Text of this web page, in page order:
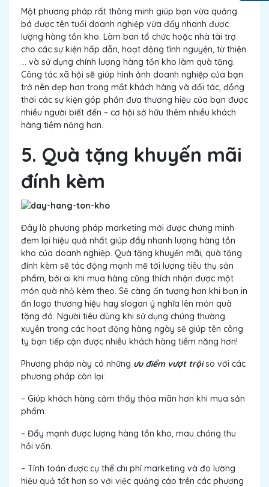
Một phương pháp rất thông minh giúp bạn vừa quảng
bá được tên tuổi doanh nghiệp vừa đẩy nhanh được
lượng hàng tồn kho. Làm ban tổ chức hoặc nhà tài trợ
cho các sự kiện hấp dẫn, hoạt động tình nguyện, từ thiện
… và sử dụng chính lượng hàng tồn kho làm quà tặng.
Công tác xã hội sẽ giúp hình ảnh doanh nghiệp của bạn
trở nên đẹp hơn trong mắt khách hàng và đối tác, đồng
thời các sự kiện góp phần đưa thương hiệu của bạn được
nhiều người biết đến – cơ hội sở hữu thêm nhiều khách
hàng tiềm năng hơn.
5. Quà tặng khuyến mãi
đính kèm
Đây là phương pháp marketing mới được chứng minh
đem lại hiệu quả nhất giúp đẩy nhanh lượng hàng tồn
kho của doanh nghiệp. Quà tặng khuyến mãi, quà tặng
đính kèm sẽ tác động mạnh mẽ tới lượng tiêu thụ sản
phẩm, bởi ai khi mua hàng cũng thích nhận được một
món quà nhỏ kèm theo. Sẽ càng ấn tượng hơn khi bạn in
ấn logo thương hiệu hay slogan ý nghĩa lên món quà
tặng đó. Người tiêu dùng khi sử dụng chúng thường
xuyên trong các hoạt động hàng ngày sẽ giúp tên công
ty bạn tiếp cận được nhiều khách hàng tiềm năng hơn!
Phương pháp này có những ưu điểm vượt trộiso với các
phương pháp còn lại:
– Giúp khách hàng cảm thấy thỏa mãn hơn khi mua sản
phẩm.
– Đẩy mạnh được lượng hàng tồn kho, mau chóng thu
hồi vốn.
– Tính toán được cụ thể chi phí marketing và đo lường
hiệu quả tốt hơn so với việc quảng cáo trên các phương